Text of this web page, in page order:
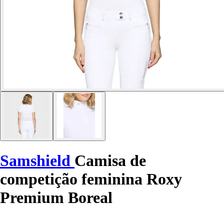
Samshield Camisa de
competição feminina Roxy
Premium Boreal